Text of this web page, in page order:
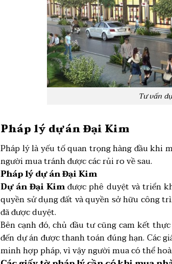
Tư vấn
Pháp lý dự án Đại Kim
Pháp lý là yếu tố quan trọng hàng đầu khi
người mua tránh được các rủi ro về sau.
Pháp lý dự án Đại Kim
Dự án Đại Kimđược phê duyệt và triển
quyền sử dụng đất và quyền sở hữu công
đã được duyệt.
Bên cạnh đó, chủ đầu tư cũng cam kết
đến dự án được thanh toán đúng hạn. Các
minh hợp pháp, vì vậy người mua có thể